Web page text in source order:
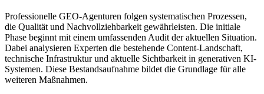
Professionelle GEO-Agenturen folgen systematischen Prozessen,
die Qualität und Nachvollziehbarkeit gewährleisten. Die initiale
Phase beginnt mit einem umfassenden Audit der aktuellen Situation.
Dabei analysieren Experten die bestehende Content-Landschaft,
technische Infrastruktur und aktuelle Sichtbarkeit in generativen KI-
Systemen. Diese Bestandsaufnahme bildet die Grundlage für alle
weiteren Maßnahmen.